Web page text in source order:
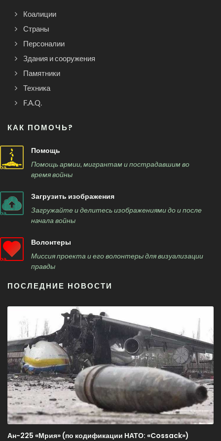
Коалиции
Страны
Персоналии
Здания и сооружения
Памятники
Техника
F.A.Q.
КАК ПОМОЧЬ?
Помощь
Помощь армии, мигрантам и пострадавшим во
время войны
Загрузить изображения
Загружайте и делитесь изображениями до и после
начала войны
Волонтеры
Миссия проекта и его волонтеры для визуализации
правды
ПОСЛЕДНИЕ НОВОСТИ
Ан-225 «Мрия» (по кодификации НАТО: «Cossack»)